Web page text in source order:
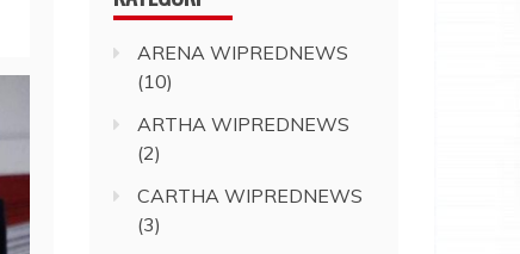
ARENA WIPREDNEWS
(10)
ARTHA WIPREDNEWS
(2)
CARTHA WIPREDNEWS
(3)